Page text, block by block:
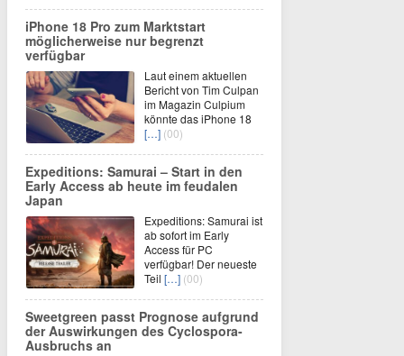
iPhone 18 Pro zum Marktstart
möglicherweise nur begrenzt
verfügbar
Laut einem aktuellen
Bericht von Tim Culpan
im Magazin Culpium
könnte das iPhone 18
[…] (00)
Expeditions: Samurai – Start in den
Early Access ab heute im feudalen
Japan
Expeditions: Samurai ist
ab sofort im Early
Access für PC
verfügbar! Der neueste
Teil […] (00)
Sweetgreen passt Prognose aufgrund
der Auswirkungen des Cyclospora-
Ausbruchs an